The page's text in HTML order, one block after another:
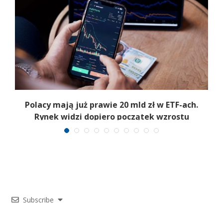
Polacy mają już prawie 20 mld zł w ETF-ach.
Rynek widzi dopiero początek wzrostu
Subscribe